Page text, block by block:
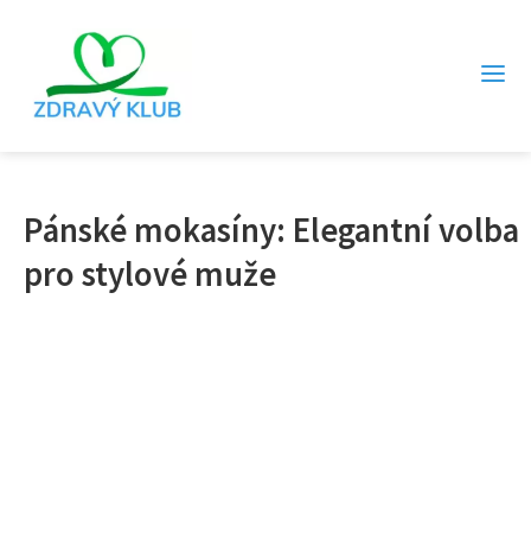
Pánské mokasíny: Elegantní volba
pro stylové muže